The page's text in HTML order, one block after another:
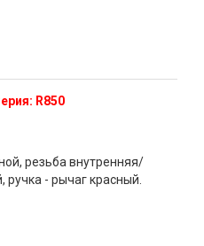
R850
резьба внутренняя/
ручка - рычаг красный.